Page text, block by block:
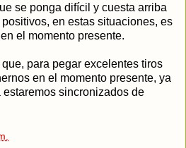
se ponga difícil y cuesta arriba
en estas situaciones, es
el momento presente.
para pegar excelentes tiros
en el momento presente, ya
sincronizados de